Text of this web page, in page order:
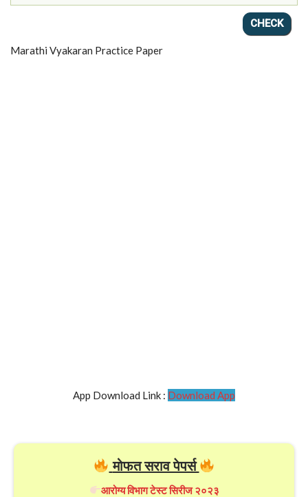
Marathi Vyakaran Practice Paper
App Download Link : Download App
मोफत सराव पेपर्स
आरोग्य विभाग टेस्ट सिरीज २०२३